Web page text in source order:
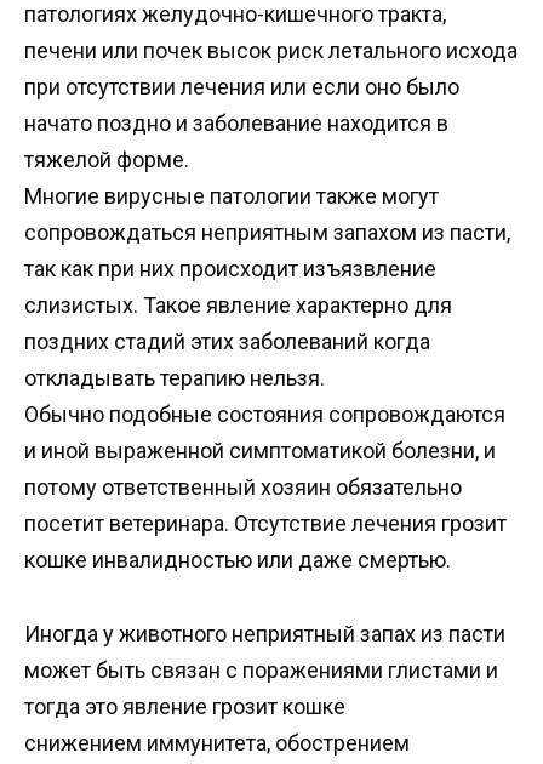
патологиях желудочно-кишечного тракта,
печени или почек высок риск летального исхода
при отсутствии лечения или если оно было
начато поздно и заболевание находится в
тяжелой форме.
Многие вирусные патологии также могут
сопровождаться неприятным запахом из пасти,
так как при них происходит изъязвление
слизистых. Такое явление характерно для
поздних стадий этих заболеваний когда
откладывать терапию нельзя.
Обычно подобные состояния сопровождаются
и иной выраженной симптоматикой болезни, и
потому ответственный хозяин обязательно
посетит ветеринара. Отсутствие лечения грозит
кошке инвалидностью или даже смертью.
Иногда у животного неприятный запах из пасти
может быть связан с поражениями глистами и
тогда это явление грозит кошке
снижением иммунитета, обострением